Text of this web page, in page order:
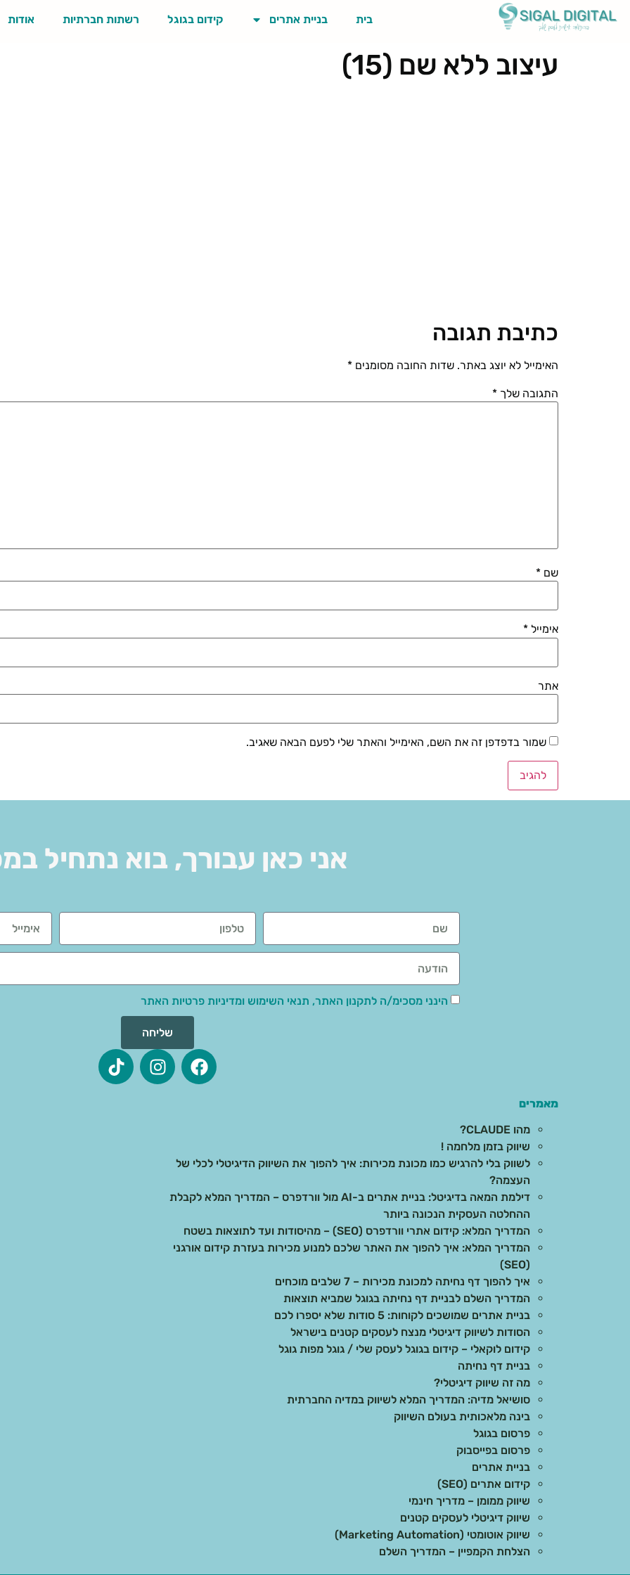
בית בניית אתרים קידום בגוגל רשתות חברתיות אודות
עיצוב ללא שם (15)
כתיבת תגובה
האימייל לא יוצג באתר. שדות החובה מסומנים *
התגובה שלך *
שם *
אימייל *
אתר
שמור בדפדפן זה את השם, האימייל והאתר שלי לפעם הבאה שאגיב.
אני כאן עבורך, בוא נתחיל
הינני מסכימ/ה לתקנון האתר, תנאי השימוש ומדיניות פרטיות האתר
שליחה
מאמרים
מהו CLAUDE?
שיווק בזמן מלחמה !
לשווק בלי להרגיש כמו מכונת מכירות: איך להפוך את השיווק הדיגיטלי לכלי של
העצמה?
דילמת המאה בדיגיטל: בניית אתרים ב-AI מול וורדפרס – המדריך המלא לקבלת
ההחלטה העסקית הנכונה ביותר
המדריך המלא: קידום אתרי וורדפרס (SEO) – מהיסודות ועד לתוצאות בשטח
המדריך המלא: איך להפוך את האתר שלכם למנוע מכירות בעזרת קידום אורגני
(SEO)
איך להפוך דף נחיתה למכונת מכירות – 7 שלבים מוכחים
המדריך השלם לבניית דף נחיתה בגוגל שמביא תוצאות
בניית אתרים שמושכים לקוחות: 5 סודות שלא יספרו לכם
הסודות לשיווק דיגיטלי מנצח לעסקים קטנים בישראל
קידום לוקאלי – קידום בגוגל לעסק שלי / גוגל מפות גוגל
בניית דף נחיתה
מה זה שיווק דיגיטלי?
סושיאל מדיה: המדריך המלא לשיווק במדיה החברתית
בינה מלאכותית בעולם השיווק
פרסום בגוגל
פרסום בפייסבוק
בניית אתרים
קידום אתרים (SEO)
שיווק ממומן – מדריך חינמי
שיווק דיגיטלי לעסקים קטנים
שיווק אוטומטי (Marketing Automation)
הצלחת הקמפיין – המדריך השלם